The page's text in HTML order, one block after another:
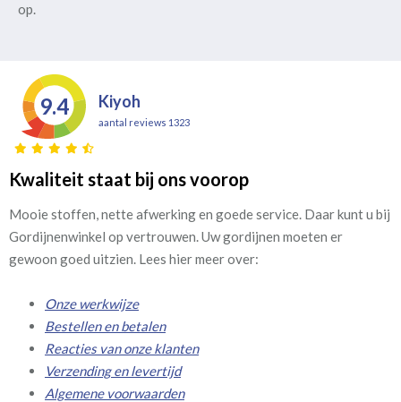
op.
9.4 Kiyoh
aantal reviews 1323
Kwaliteit staat bij ons voorop
Mooie stoffen, nette afwerking en goede service. Daar kunt u bij
Gordijnenwinkel op vertrouwen. Uw gordijnen moeten er
gewoon goed uitzien. Lees hier meer over:
Onze werkwijze
Bestellen en betalen
Reacties van onze klanten
Verzending en levertijd
Algemene voorwaarden